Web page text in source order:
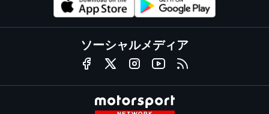
ソーシャルメディア